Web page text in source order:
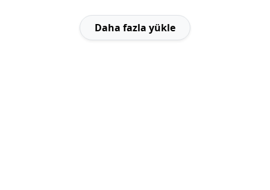
Daha fazla yükle